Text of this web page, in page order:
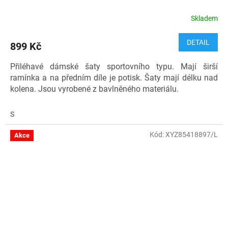
Skladem
899 Kč DETAIL
Přiléhavé dámské šaty sportovního typu. Mají širší
ramínka a na předním díle je potisk. Šaty mají délku nad
kolena. Jsou vyrobené z bavlněného materiálu.
Materiál: 90 % bavlna, 10 % elastan
S
Akce Kód:XYZ85418897/L